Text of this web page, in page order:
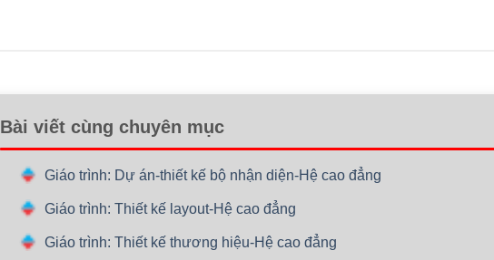
Bài viết cùng chuyên mục
Giáo trình: Dự án-thiết kế bộ nhận diện-Hệ cao đẳng
Giáo trình: Thiết kế layout-Hệ cao đẳng
Giáo trình: Thiết kế thương hiệu-Hệ cao đẳng